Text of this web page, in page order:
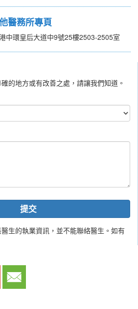
醫務所專頁
中環皇后大道中9號25樓2503-2505室
的地方或有改善之處，請讓我們知道。
提交
生的執業資訊，並不能聯絡醫生。如有